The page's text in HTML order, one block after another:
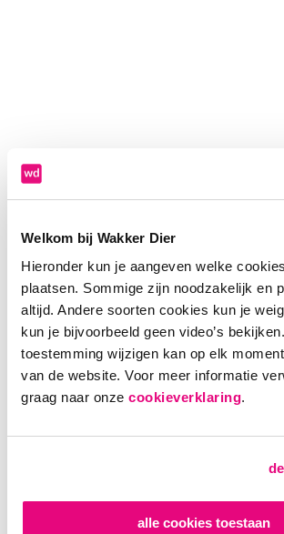
Welkom bij Wakker Dier
Hieronder kun je aangeven welke
plaatsen. Sommige zijn noodzakelijk en
altijd. Andere soorten cookies kun je
kun je bijvoorbeeld geen video’s
toestemming wijzigen kan op elk
van de website. Voor meer informatie
graag naar onze cookieverklaring.
alle cookies toestaan
Application error: a client-side exception has